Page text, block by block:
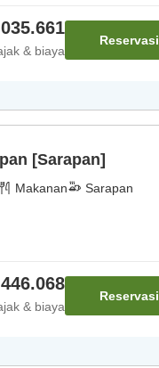
& biaya
Reservasi
[Sarapan]
Makanan Sarapan
& biaya
Reservasi